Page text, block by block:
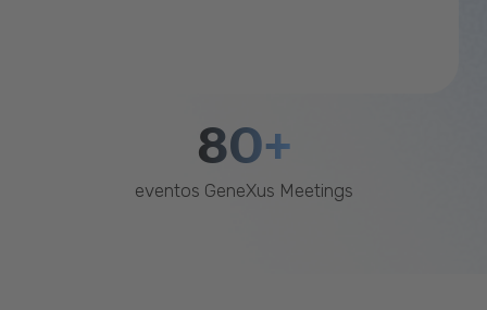
80+
eventos GeneXus Meetings